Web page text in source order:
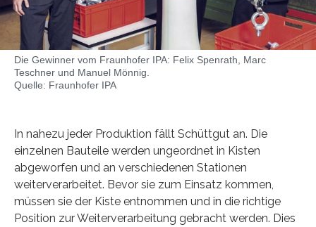
Die Gewinner vom Fraunhofer IPA: Felix Spenrath, Marc
Teschner und Manuel Mönnig.
Quelle: Fraunhofer IPA
In nahezu jeder Produktion fällt Schüttgut an. Die
einzelnen Bauteile werden ungeordnet in Kisten
abgeworfen und an verschiedenen Stationen
weiterverarbeitet. Bevor sie zum Einsatz kommen,
müssen sie der Kiste entnommen und in die richtige
Position zur Weiterverarbeitung gebracht werden. Dies